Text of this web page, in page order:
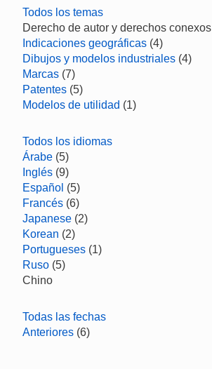
Todos los temas
Derecho de autor y derechos conexos
Indicaciones geográficas (4)
Dibujos y modelos industriales (4)
Marcas (7)
Patentes (5)
Modelos de utilidad (1)
Todos los idiomas
Árabe (5)
Inglés (9)
Español (5)
Francés (6)
Japanese (2)
Korean (2)
Portugueses (1)
Ruso (5)
Chino
Todas las fechas
Anteriores (6)